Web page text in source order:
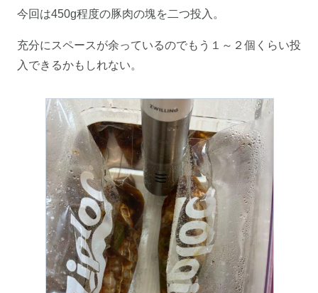
今回は450g程度の豚肉の塊を二つ投入。
充分にスペースが余っているのでもう１～２個くらい投
入できるかもしれない。